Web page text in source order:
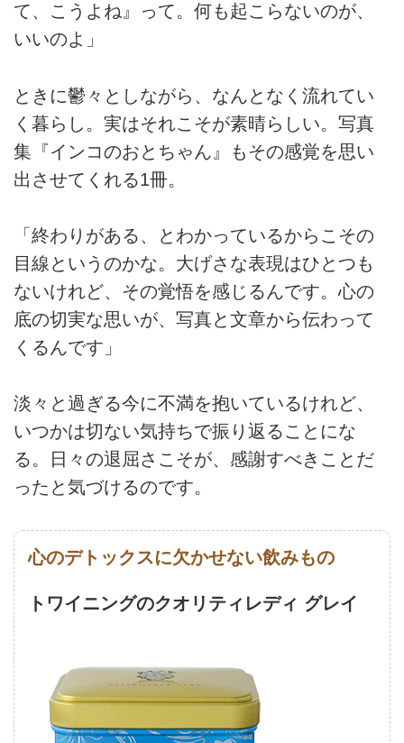
て、こうよね』って。何も起こらないのが、
いいのよ」
ときに鬱々としながら、なんとなく流れてい
く暮らし。実はそれこそが素晴らしい。写真
集『インコのおとちゃん』もその感覚を思い
出させてくれる1冊。
「終わりがある、とわかっているからこその
目線というのかな。大げさな表現はひとつも
ないけれど、その覚悟を感じるんです。心の
底の切実な思いが、写真と文章から伝わって
くるんです」
淡々と過ぎる今に不満を抱いているけれど、
いつかは切ない気持ちで振り返ることにな
る。日々の退屈さこそが、感謝すべきことだ
ったと気づけるのです。
心のデトックスに欠かせない飲みもの
トワイニングのクオリティレディ グレイ